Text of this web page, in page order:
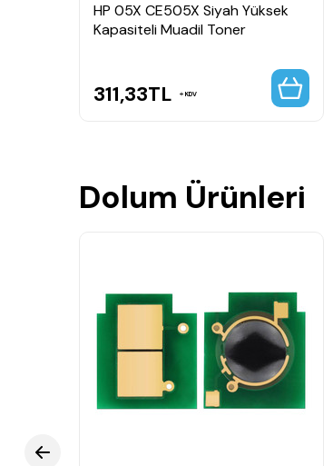
HP 05X CE505X Siyah Yüksek
Kapasiteli Muadil Toner
311,33TL KDV
Dolum Ürünleri